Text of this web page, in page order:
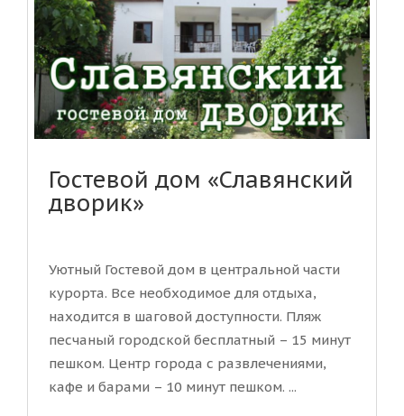
Гостевой дом «Славянский
дворик»
Уютный Гостевой дом в центральной части
курорта. Все необходимое для отдыха,
находится в шаговой доступности. Пляж
песчаный городской бесплатный – 15 минут
пешком. Центр города с развлечениями,
кафе и барами – 10 минут пешком. ...